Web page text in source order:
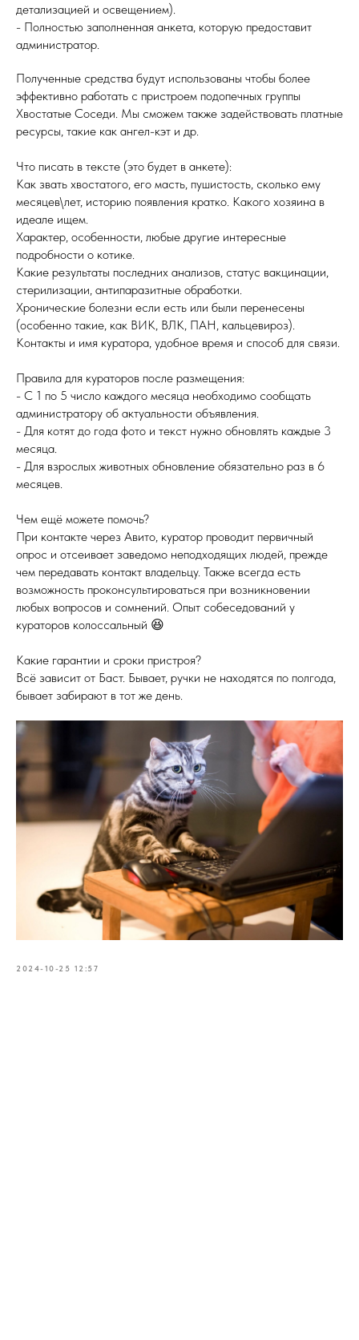
детализацией и освещением).
- Полностью заполненная анкета, которую предоставит
администратор.
Полученные средства будут использованы чтобы более
эффективно работать с пристроем подопечных группы
Хвостатые Соседи. Мы сможем также задействовать платные
ресурсы, такие как ангел-кэт и др.
Что писать в тексте (это будет в анкете):
Как звать хвостатого, его масть, пушистость, сколько ему
месяцев\лет, историю появления кратко. Какого хозяина в
идеале ищем.
Характер, особенности, любые другие интересные
подробности о котике.
Какие результаты последних анализов, статус вакцинации,
стерилизации, антипаразитные обработки.
Хронические болезни если есть или были перенесены
(особенно такие, как ВИК, ВЛК, ПАН, кальцевироз).
Контакты и имя куратора, удобное время и способ для связи.
Правила для кураторов после размещения:
- С 1 по 5 число каждого месяца необходимо сообщать
администратору об актуальности объявления.
- Для котят до года фото и текст нужно обновлять каждые 3
месяца.
- Для взрослых животных обновление обязательно раз в 6
месяцев.
Чем ещё можете помочь?
При контакте через Авито, куратор проводит первичный
опрос и отсеивает заведомо неподходящих людей, прежде
чем передавать контакт владельцу. Также всегда есть
возможность проконсультироваться при возникновении
любых вопросов и сомнений. Опыт собеседований у
кураторов колоссальный 😆
Какие гарантии и сроки пристроя?
Всё зависит от Баст. Бывает, ручки не находятся по полгода,
бывает забирают в тот же день.
2024-10-25 12:57